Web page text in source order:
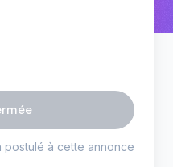
postulé à cette annonce